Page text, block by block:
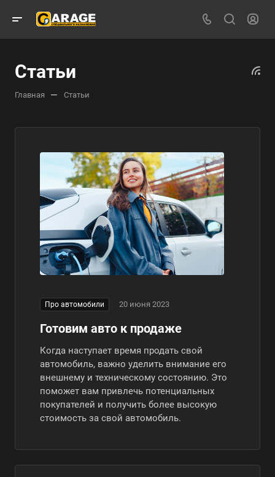
Статьи
Главная — Статьи
Про автомобили 20 июня 2023
Готовим авто к продаже
Когда наступает время продать свой
автомобиль, важно уделить внимание его
внешнему и техническому состоянию. Это
поможет вам привлечь потенциальных
покупателей и получить более высокую
стоимость за свой автомобиль.